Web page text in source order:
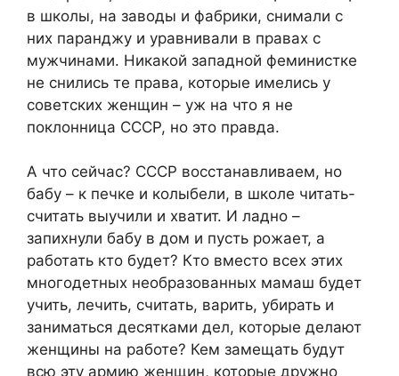
в школы, на заводы и фабрики, снимали с
них паранджу и уравнивали в правах с
мужчинами. Никакой западной феминистке
не снились те права, которые имелись у
советских женщин – уж на что я не
поклонница СССР, но это правда.
А что сейчас? СССР восстанавливаем, но
бабу – к печке и колыбели, в школе читать-
считать выучили и хватит. И ладно –
запихнули бабу в дом и пусть рожает, а
работать кто будет? Кто вместо всех этих
многодетных необразованных мамаш будет
учить, лечить, считать, варить, убирать и
заниматься десятками дел, которые делают
женщины на работе? Кем замещать будут
всю эту армию женщин, которые дружно